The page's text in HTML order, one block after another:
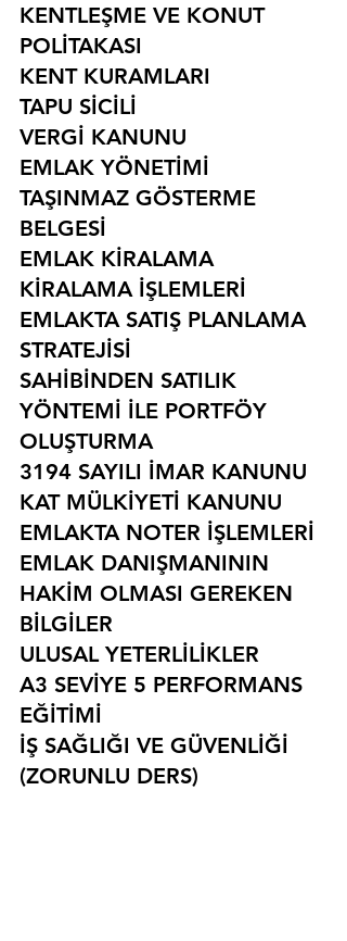
KENTLEŞME VE KONUT
POLİTAKASI
KENT KURAMLARI
TAPU SİCİLİ
VERGİ KANUNU
EMLAK YÖNETİMİ
TAŞINMAZ GÖSTERME
BELGESİ
EMLAK KİRALAMA
KİRALAMA İŞLEMLERİ
EMLAKTA SATIŞ PLANLAMA
STRATEJİSİ
SAHİBİNDEN SATILIK
YÖNTEMİ İLE PORTFÖY
OLUŞTURMA
3194 SAYILI İMAR KANUNU
KAT MÜLKİYETİ KANUNU
EMLAKTA NOTER İŞLEMLERİ
EMLAK DANIŞMANININ
HAKİM OLMASI GEREKEN
BİLGİLER
ULUSAL YETERLİLİKLER
A3 SEVİYE 5 PERFORMANS
EĞİTİMİ
İŞ SAĞLIĞI VE GÜVENLİĞİ
(ZORUNLU DERS)